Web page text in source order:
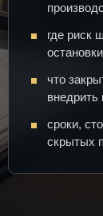
где риск
что
внедрить
сроки,
скрытых